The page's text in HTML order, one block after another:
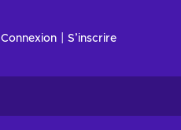
Connexion S’inscrire